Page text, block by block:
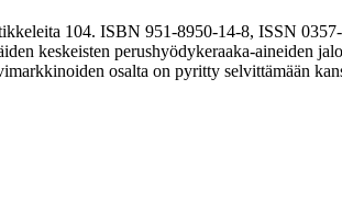
104. ISBN 951-8950-14-8, ISSN 0357-
keskeisten perushyödykeraaka-aineiden
osalta on pyritty selvittämään